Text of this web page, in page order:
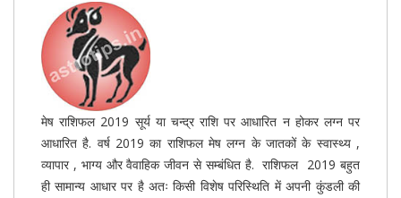
मेष राशिफल 2019 सूर्य या चन्द्र राशि पर आधारित न होकर लग्न पर
आधारित है. वर्ष 2019 का राशिफल मेष लग्न के जातकों के स्वास्थ्य ,
व्यापार , भाग्य और वैवाहिक जीवन से सम्बंधित है. राशिफल 2019 बहुत
ही सामान्य आधार पर है अतः किसी विशेष परिस्थिति में अपनी कुंडली की